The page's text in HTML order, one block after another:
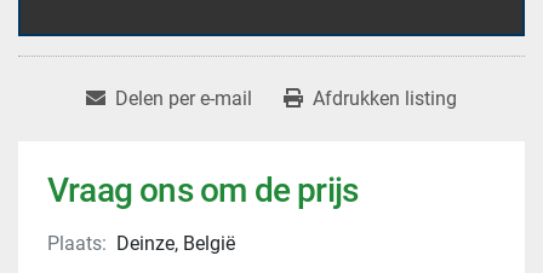
Delen per e-mail Afdrukken listing
Vraag ons om de prijs
Plaats: Deinze, België